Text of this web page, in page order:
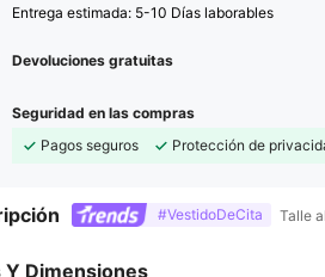
Entrega estimada: 5-10 Días laborables
Devoluciones gratuitas
Seguridad en las compras
Pagos seguros
Protección de
#VestidoDeCita Talle
Y Dimensiones